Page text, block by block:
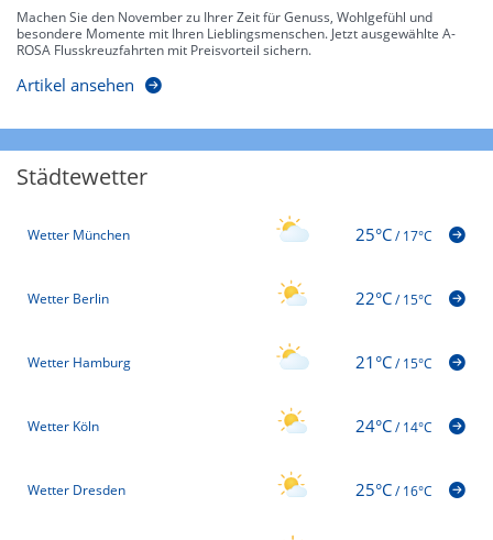
Machen Sie den November zu Ihrer Zeit für Genuss, Wohlgefühl und
besondere Momente mit Ihren Lieblingsmenschen. Jetzt ausgewählte A-
ROSA Flusskreuzfahrten mit Preisvorteil sichern.
Artikel ansehen
Städtewetter
Wetter München 25°C/17°C
Wetter Berlin 22°C/15°C
Wetter Hamburg 21°C/15°C
Wetter Köln 24°C/14°C
Wetter Dresden 25°C/16°C